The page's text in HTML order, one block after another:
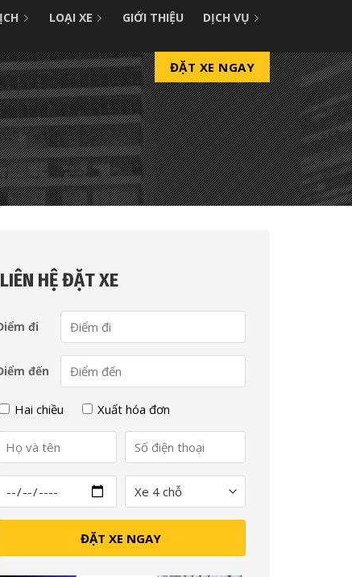
LOẠI XE GIỚI THIỆU DỊCH VỤ
ĐẶT XE NGAY
LIÊN HỆ ĐẶT XE
đi
đến
Hai chiều Xuất hóa đơn